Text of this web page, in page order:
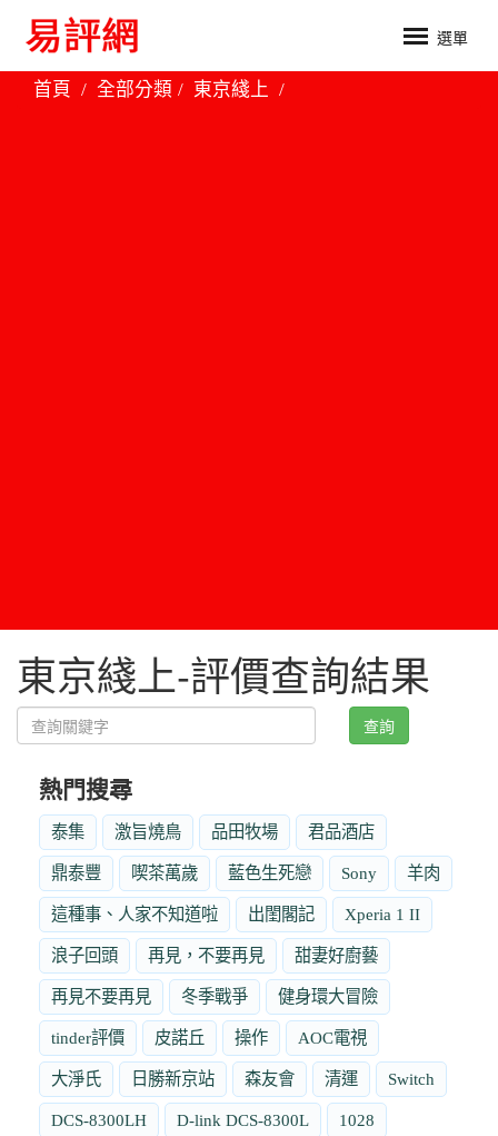
選單
首頁 全部分類 東京綫上
東京綫上-評價查詢結果
查詢
熱門搜尋
泰集 激旨燒鳥 品田牧場 君品酒店
鼎泰豐 喫茶萬歲 藍色生死戀 Sony 羊肉
這種事、人家不知道啦 出閨閣記 Xperia 1 II
浪子回頭 再見，不要再見 甜妻好廚藝
再見不要再見 冬季戰爭 健身環大冒險
tinder評價 皮諾丘 操作 AOC電視
大淨氏 日勝新京站 森友會 清運 Switch
DCS-8300LH D-link DCS-8300L 1028